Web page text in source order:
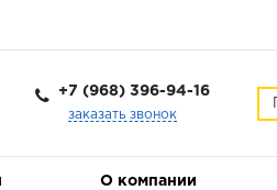
+7 (968) 396-94-16
заказать звонок
О компании